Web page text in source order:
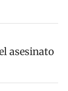
asesinato